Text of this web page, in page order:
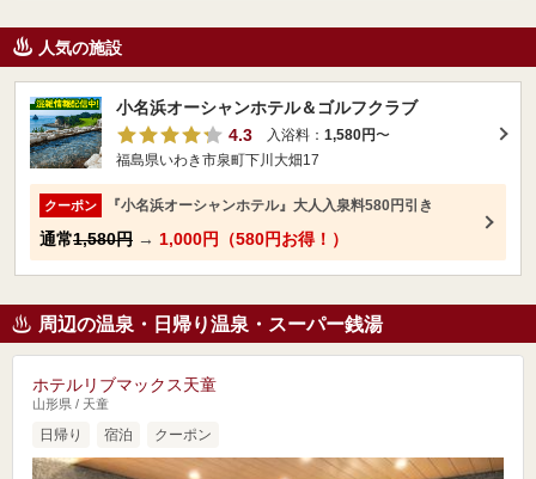
人気の施設
小名浜オーシャンホテル＆ゴルフクラブ
4.3
入浴料： 1,580円〜
福島県いわき市泉町下川大畑17
クーポン 『小名浜オーシャンホテル』大人入泉料580円引き
通常1,580円 → 1,000円（580円お得！）
周辺の温泉・日帰り温泉・スーパー銭湯
ホテルリブマックス天童
山形県 / 天童
日帰り 宿泊 クーポン